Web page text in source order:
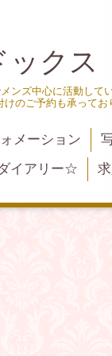
ック
ンズ中心に活動し
のご予約も承って
メーション
イアリー☆